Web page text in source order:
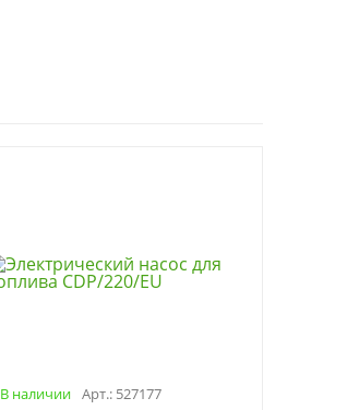
В наличии Арт.: 527177